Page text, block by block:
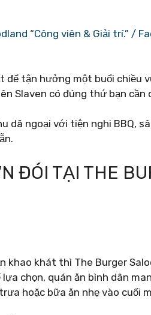
“Công viên & Giải trí.” /
tận hưởng một buổi chiều
Slaven có đúng thứ bạn cần
dã ngoại với tiện nghi BBQ,
ĐÓI TẠI THE
khao khát thì The Burger
chọn, quán ăn bình dân
hoặc bữa ăn nhẹ vào cuối